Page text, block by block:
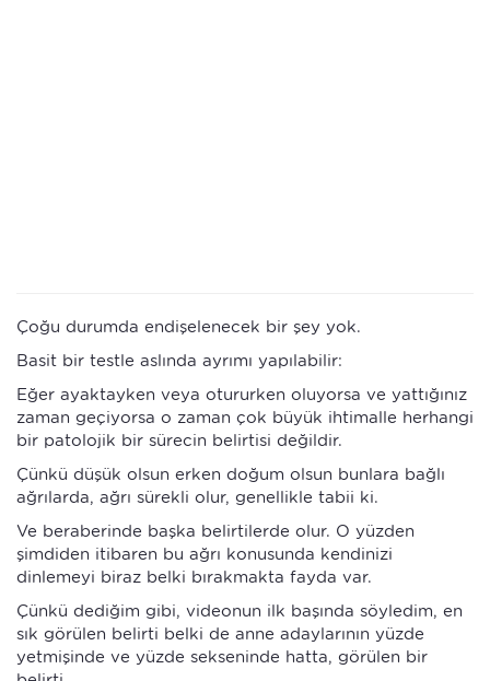
Çoğu durumda endişelenecek bir şey yok.
Basit bir testle aslında ayrımı yapılabilir:
Eğer ayaktayken veya otururken oluyorsa ve yattığınız
zaman geçiyorsa o zaman çok büyük ihtimalle herhangi
bir patolojik bir sürecin belirtisi değildir.
Çünkü düşük olsun erken doğum olsun bunlara bağlı
ağrılarda, ağrı sürekli olur, genellikle tabii ki.
Ve beraberinde başka belirtilerde olur. O yüzden
şimdiden itibaren bu ağrı konusunda kendinizi
dinlemeyi biraz belki bırakmakta fayda var.
Çünkü dediğim gibi, videonun ilk başında söyledim, en
sık görülen belirti belki de anne adaylarının yüzde
yetmişinde ve yüzde sekseninde hatta, görülen bir